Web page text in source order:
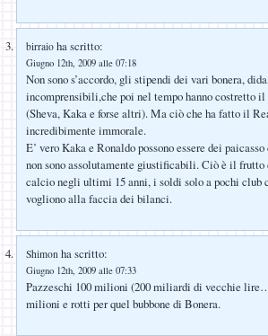
birraio ha scritto:
Giugno 12th, 2009 alle 07:18
Non sono s’accordo, gli stipendi dei vari bonera,
incomprensibili,che poi nel tempo hanno costretto
(Sheva, Kaka e forse altri). Ma ciò che ha fatto il
incredibimente immorale.
E’ vero Kaka e Ronaldo possono essere dei
non sono assolutamente giustificabili. Ciò è il
calcio negli ultimi 15 anni, i soldi solo a pochi club
vogliono alla faccia dei bilanci.
Shimon ha scritto:
Giugno 12th, 2009 alle 07:33
Pazzeschi 100 milioni (200 miliardi di vecchie
milioni e rotti per quel bubbone di Bonera.